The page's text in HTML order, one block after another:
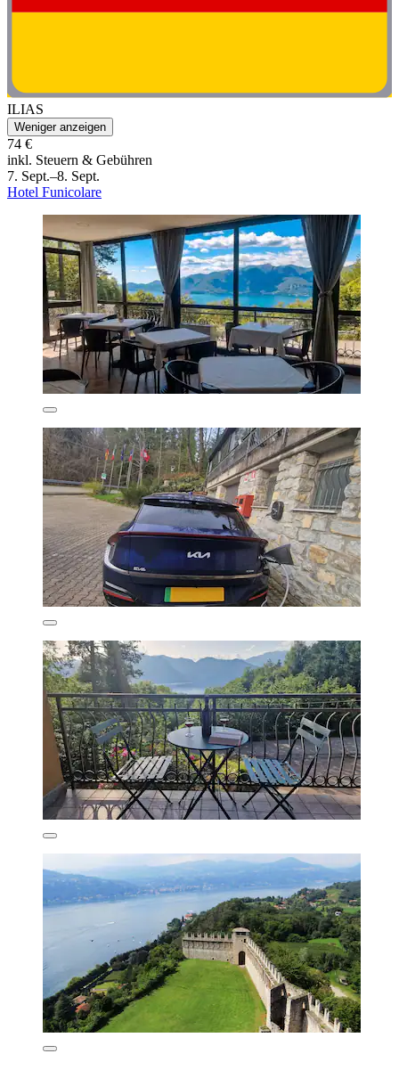
ILIAS
Weniger anzeigen
74 €
inkl. Steuern & Gebühren
7. Sept.–8. Sept.
Hotel Funicolare